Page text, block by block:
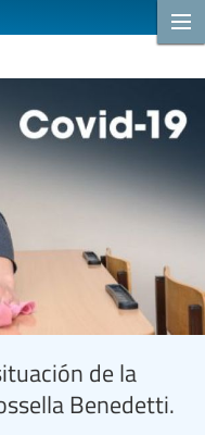
de la
Benedetti.